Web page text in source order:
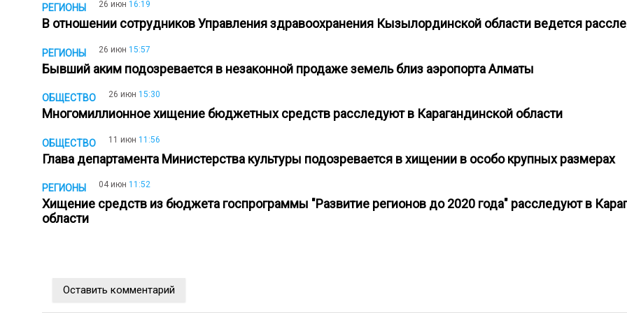
РЕГИОНЫ 26 июн 16:19
В отношении сотрудников Управления здравоохранения Кызылординской области ведется
РЕГИОНЫ 26 июн 15:57
Бывший аким подозревается в незаконной продаже земель близ аэропорта Алматы
ОБЩЕСТВО 26 июн 15:30
Многомиллионное хищение бюджетных средств расследуют в Карагандинской области
ОБЩЕСТВО 11 июн 11:56
Глава департамента Министерства культуры подозревается в хищении в особо крупных размерах
РЕГИОНЫ 04 июн 11:52
Хищение средств из бюджета госпрограммы "Развитие регионов до 2020 года" расследуют в
области
Оставить комментарий